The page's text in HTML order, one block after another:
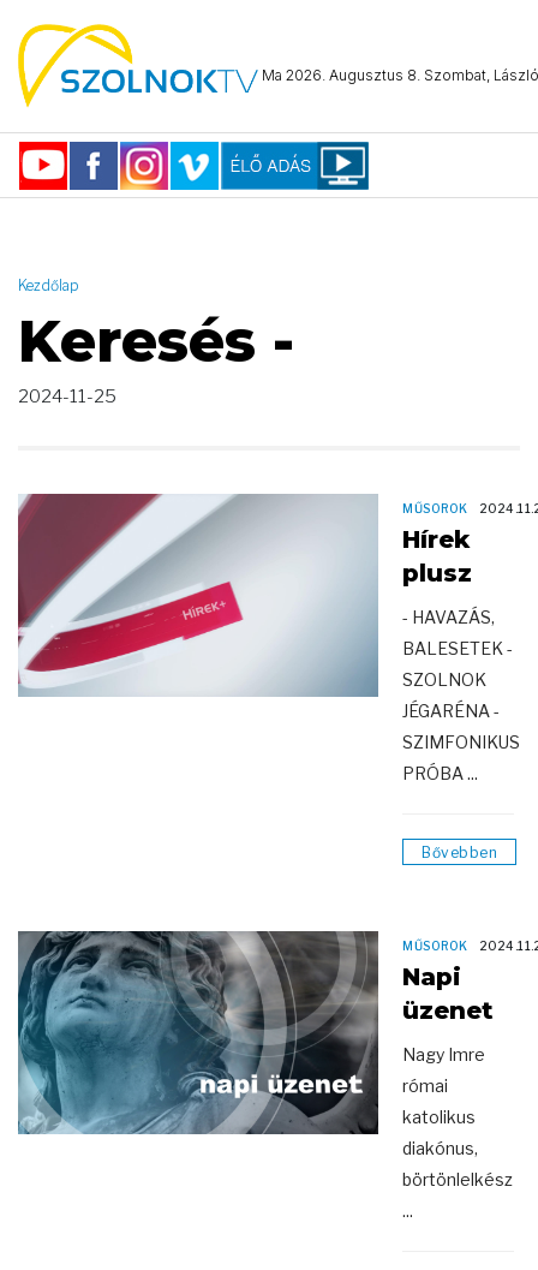
Ma 2026. Augusztus 8. Szombat,
"2024-11-25 23:59:59" )
Kezdőlap
Keresés -
2024-11-25
MŰSOROK
Hírek
plusz
- HAVAZÁS,
BALESETEK -
SZOLNOK
JÉGARÉNA -
SZIMFONIKUS
PRÓBA ...
Bővebben
MŰSOROK
Napi
üzenet
Nagy Imre
római
katolikus
diakónus,
börtönlelkész
...